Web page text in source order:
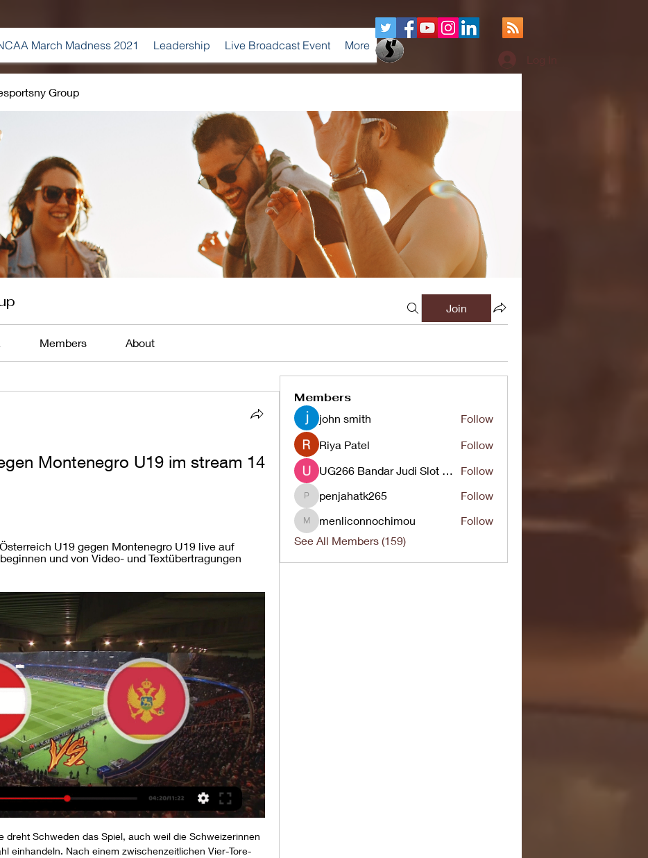
March Madness 2021 Leadership Live Broadcast Event More
Group
Join
Members About
Montenegro U19 im stream 14
U19 gegen Montenegro U19 live auf
und von Video- und Textübertragungen
dreht Schweden das Spiel, auch weil die Schweizerinnen
einhandeln. Nach einem zwischenzeitlichen Vier-Tore-
Members
john smith
Follow
Riya Patel
Follow
UG266 Bandar Judi Slot Online Live RTP Slot Gacor Tertinggi
Follow
penjahatk265
penjahatk265 Follow
menliconnochimou
menliconnochimou
Follow
See All Members (159)